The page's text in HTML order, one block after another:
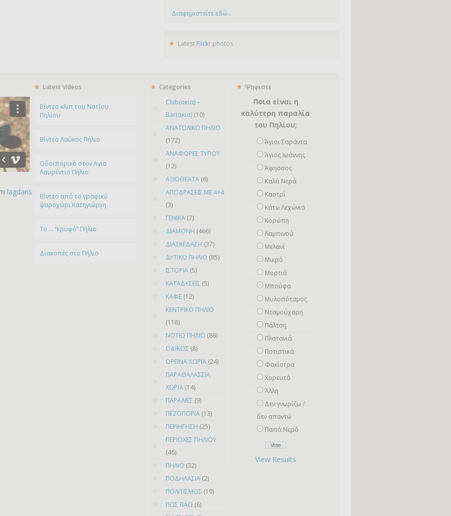
Διαφημιστείτε εδώ...
Latest Flickr photos
lagdaris
Latest Videos
Bίντεο κλιπ του Νοτίου
Πηλίου
Βίντεο Λαύκος Πήλιο
Οδοιπορικό στον Αγιο
Λαυρέντιο Πήλιο
Βίντεο από το γραφικό
ψαροχώρι Kατηγιώργη
To … “κρυφό” Πήλιο
Διακοπές στο Πήλιο
Categories
Club(ακια) –
Bar(ακια) (10)
ΑΝΑΤΟΛΙΚΟ ΠΗΛΙΟ
(172)
ΑΝΑΦΟΡΕΣ ΤΥΠΟΥ
(12)
ΑΞΙΟΘΕΑΤΑ (6)
ΑΠΟΔΡΑΣΕΙΣ ΜΕ 4×4
(3)
ΓΕΝΙΚΑ (7)
ΔΙΑΜΟΝΗ (466)
ΔΙΑΣΚΕΔΑΣΗ (37)
ΔΥΤΙΚΟ ΠΗΛΙΟ (85)
ΙΣΤΟΡΙΑ (5)
ΚΑΤΑΔΥΣΕΙΣ (5)
ΚΑΦΕ (12)
ΚΕΝΤΡΙΚΟ ΠΗΛΙΟ
(118)
ΝΟΤΙΟ ΠΗΛΙΟ (86)
ΟΔΙΚΩΣ (8)
ΟΡΕΙΝΑ ΧΩΡΙΑ (24)
ΠΑΡΑΘΑΛΑΣΣΙΑ
ΧΩΡΙΑ (14)
ΠΑΡΑΛΙΕΣ (9)
ΠΕΖΟΠΟΡΙΑ (13)
ΠΕΡΙΗΓΗΣΗ (25)
ΠΕΡΙΟΧΕΣ ΠΗΛΙΟΥ
(46)
ΠΗΛΙΟ (32)
ΠΟΔΗΛΑΣΙΑ (2)
ΠΟΛΙΤΙΣΜΟΣ (19)
ΠΩΣ ΠΑΩ (6)
Ψηφιστε
Ποια είναι η
καλύτερη παραλία
του Πηλίου;
Άγιοι Σαράντα
Άγιος Ιωάννης
Άφησσος
Καλά Νερά
Καστρί
Κάτω Λεχώνια
Κορώπη
Λαμπινού
Μελανί
Μικρό
Mορτιά
Μπούφα
Μυλοπόταμος
Νταμούχαρη
Πάλτση
Πλατανιά
Ποτιστικά
Φακίστρα
Χορευτό
Άλλη
Δεν γνωρίζω /
δεν απαντώ
Παπά Νερό
View Results